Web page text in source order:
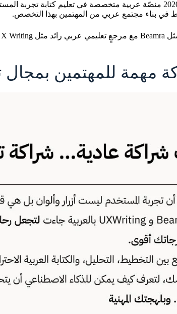
أُطلقت عام 2020 منصّة عربية متخصصة في تعليم كتابة
بناء مجتمع عربي من المهتمين بهذا التخصص.
مهمة للمهتمين